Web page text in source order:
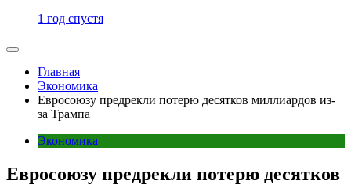
1 год спустя
Главная
Экономика
Евросоюзу предрекли потерю десятков миллиардов из-
за Трампа
Экономика
Евросоюзу предрекли потерю десятков